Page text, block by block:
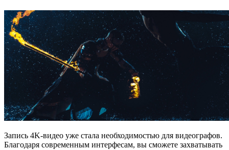
Запись 4K-видео уже стала необходимостью для видеографов.
Благодаря современным интерфесам, вы сможете захватывать